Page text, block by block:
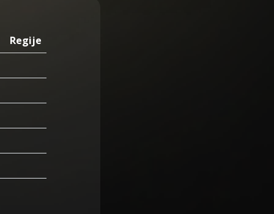
Regije